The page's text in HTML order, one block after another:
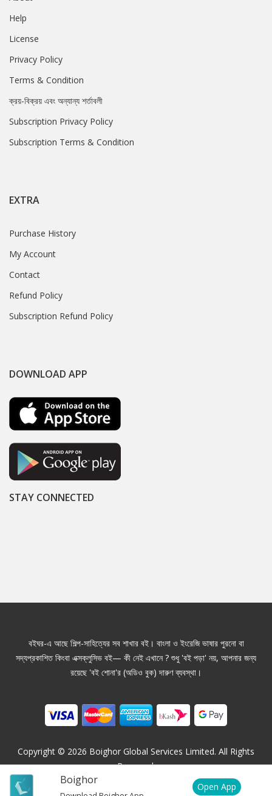
Boighor
Open App
Help
License
Privacy Policy
Terms & Condition
ক্রয়-বিক্রয় এবং অন্যান্য শর্তাবলী
Subscription Privacy Policy
Subscription Terms & Condition
EXTRA
Purchase History
My Account
Contact
Refund Policy
Subscription Refund Policy
DOWNLOAD APP
STAY CONNECTED
বইঘর-এ আছে শিল্প-সাহিত্যের সব শাখার বই। বাংলা ও ইংরেজি ভাষার পুরনো বা
সদ্যপ্রকাশিত কিংবা এক্সক্লুসিভ বই— কী নেই এখানে ? শুধু 'বই পড়া' নয়, আপনার জন্য
রয়েছে 'বই শোনা'র (অডিও বুক) দারুণ ব্যবস্থা।
Copyright © 2026 Boighor Global Services Limited. All Rights
Reserved.